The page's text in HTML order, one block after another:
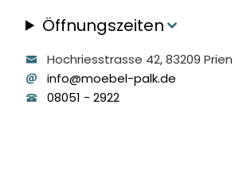
Öffnungszeiten
Hochriesstrasse 42, 83209 Prien
info@moebel-palk.de
08051 - 2922